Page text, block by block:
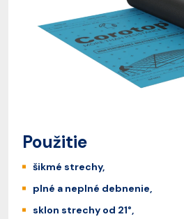
Použitie
šikmé strechy,
plné a neplné debnenie,
sklon strechy od 21°,